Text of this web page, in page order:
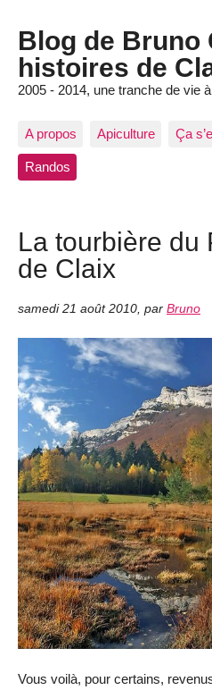
Blog de Bruno
histoires de
2005 - 2014, une tranche de vie
A propos Apiculture Ça
Randos
La tourbière du
de Claix
samedi 21 août 2010 par Bruno
Vous voilà, pour certains,